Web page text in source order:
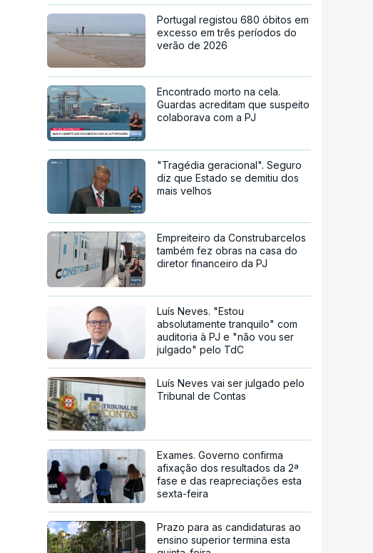
Portugal registou 680 óbitos em
excesso em três períodos do
verão de 2026
Encontrado morto na cela.
Guardas acreditam que suspeito
colaborava com a PJ
"Tragédia geracional". Seguro
diz que Estado se demitiu dos
mais velhos
Empreiteiro da Construbarcelos
também fez obras na casa do
diretor financeiro da PJ
Luís Neves. "Estou
absolutamente tranquilo" com
auditoria à PJ e "não vou ser
julgado" pelo TdC
Luís Neves vai ser julgado pelo
Tribunal de Contas
Exames. Governo confirma
afixação dos resultados da 2ª
fase e das reapreciações esta
sexta-feira
Prazo para as candidaturas ao
ensino superior termina esta